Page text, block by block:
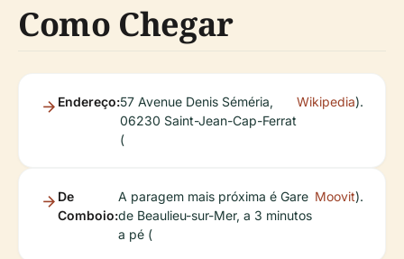
Como Chegar
Endereço:57 Avenue Denis Séméria,
06230 Saint-Jean-Cap-Ferrat
(
Wikipedia).
De
Comboio:
A paragem mais próxima é Gare
de Beaulieu-sur-Mer, a 3 minutos
a pé (
Moovit).